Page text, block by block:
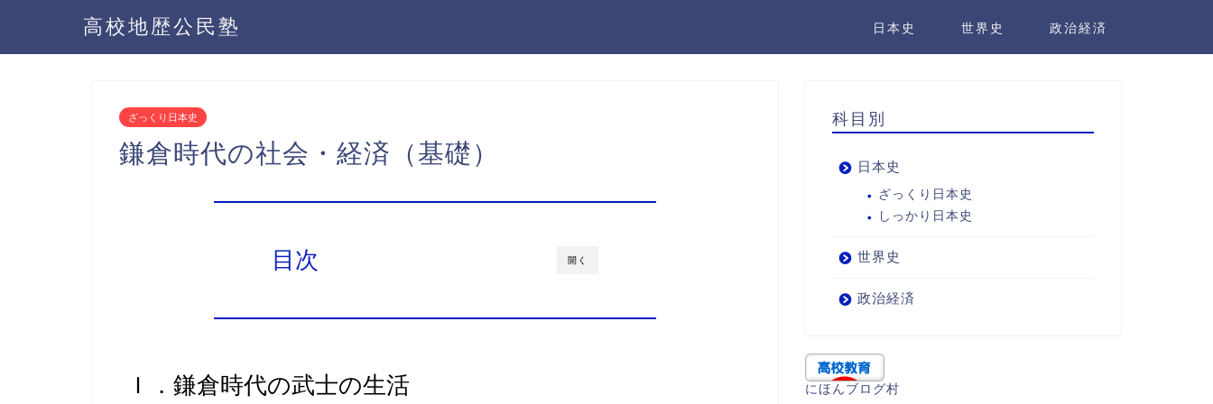
高校地歴公民塾 日本史 世界史 政治経済
ざっくり日本史
鎌倉時代の社会・経済（基礎）
開く
目次
Ｉ．鎌倉時代の武士の生活
科目別
日本史
ざっくり日本史
しっかり日本史
世界史
政治経済
にほんブログ村